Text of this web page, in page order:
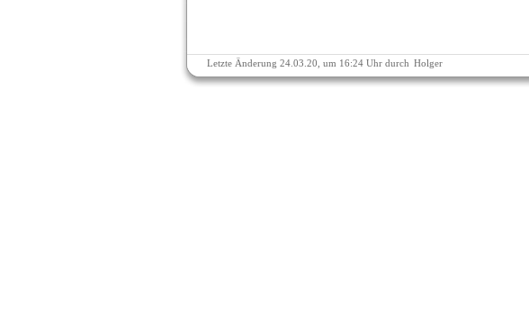
Letzte Änderung 24.03.20, um 16:24 Uhr durch Holger